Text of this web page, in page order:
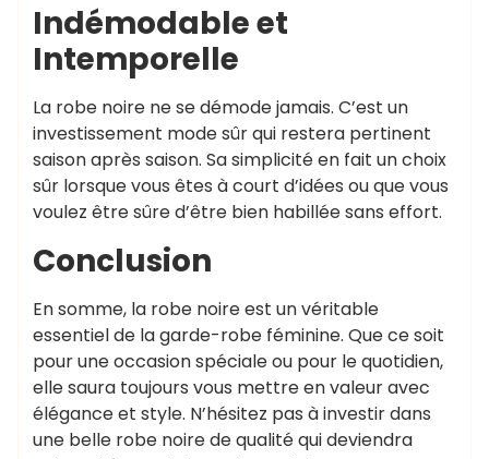
Indémodable et
Intemporelle
La robe noire ne se démode jamais. C’est un
investissement mode sûr qui restera pertinent
saison après saison. Sa simplicité en fait un choix
sûr lorsque vous êtes à court d’idées ou que vous
voulez être sûre d’être bien habillée sans effort.
Conclusion
En somme, la robe noire est un véritable
essentiel de la garde-robe féminine. Que ce soit
pour une occasion spéciale ou pour le quotidien,
elle saura toujours vous mettre en valeur avec
élégance et style. N’hésitez pas à investir dans
une belle robe noire de qualité qui deviendra